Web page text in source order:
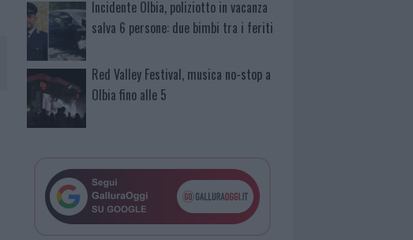
Incidente Olbia, poliziotto in vacanza
salva 6 persone: due bimbi tra i feriti
Red Valley Festival, musica no-stop a
Olbia fino alle 5